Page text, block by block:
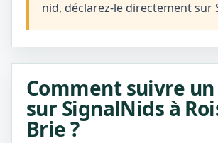
nid, déclarez-le directement sur
Comment suivre
sur SignalNids à
Brie ?